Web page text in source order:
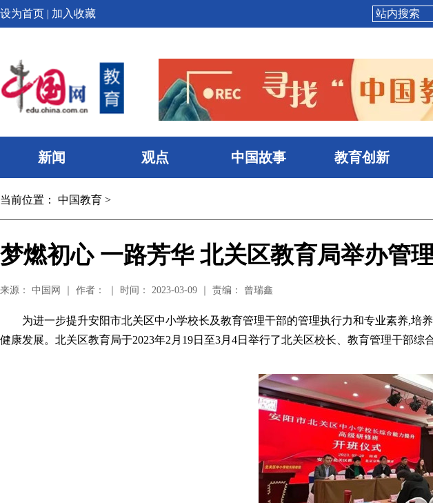
设为首页 | 加入收藏
新闻 观点 中国故事 教育创新
当前位置： 中国教育 >
梦燃初心 一路芳华 北关区教育局举办管
来源： 中国网 ｜ 作者： ｜ 时间： 2023-03-09 ｜ 责编： 曾瑞鑫
为进一步提升安阳市北关区中小学校长及教育管理干部的管理执行力和专业素养,培
健康发展。北关区教育局于2023年2月19日至3月4日举行了北关区校长、教育管理干部综